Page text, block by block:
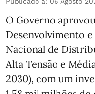
O Governo
Desenvolvimento
Nacional de
Alta Tensão e
2030), com um